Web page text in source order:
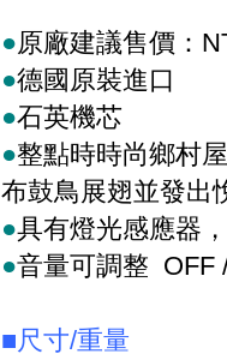
●原廠建議售價：
●德國原裝進口
●石英機芯
●整點時時尚鄉村
布鼓鳥展翅並發出
●具有燈光感應器
●音量可調整 OFF
■尺寸/重量